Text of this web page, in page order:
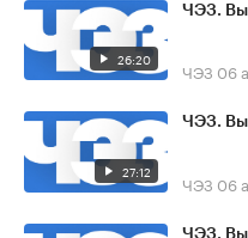
26:20
ЧЭЗ.
ЧЭЗ 06
27:12
ЧЭЗ.
ЧЭЗ 06
ЧЭЗ.